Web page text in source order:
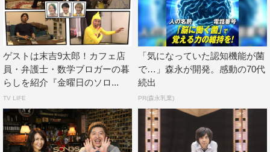
ゲストは末吉9太郎！カフェ店
員・弁護士・数学ブロガーの暮
らしを紹介『金曜日のソロ...
TV LIFE
「気になっていた認知機能が菌
で…」森永が開発。感動の70代
続出
PR(森永乳業)